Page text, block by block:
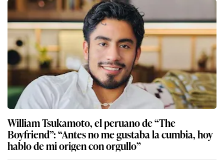
William Tsukamoto, el peruano de “The
Boyfriend”: “Antes no me gustaba la cumbia, hoy
hablo de mi origen con orgullo”